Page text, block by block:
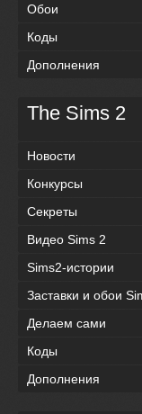
Обои
Коды
Дополнения
The Sims 2
Новости
Конкурсы
Секреты
Видео Sims 2
Sims2-истории
Заставки и обои
Делаем сами
Коды
Дополнения